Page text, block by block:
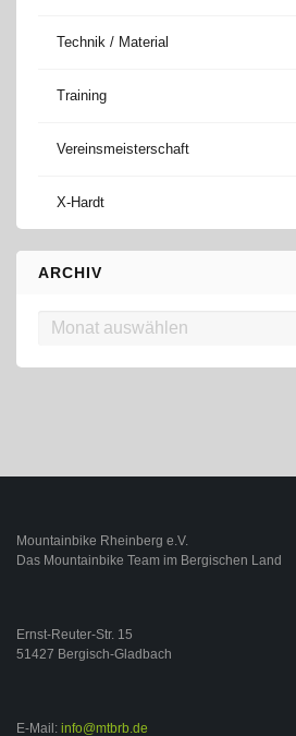
Technik / Material
Training
Vereinsmeisterschaft
X-Hardt
ARCHIV
Archiv
Mountainbike Rheinberg e.V.
Das Mountainbike Team im Bergischen Land
Ernst-Reuter-Str. 15
51427 Bergisch-Gladbach
E-Mail: info@mtbrb.de